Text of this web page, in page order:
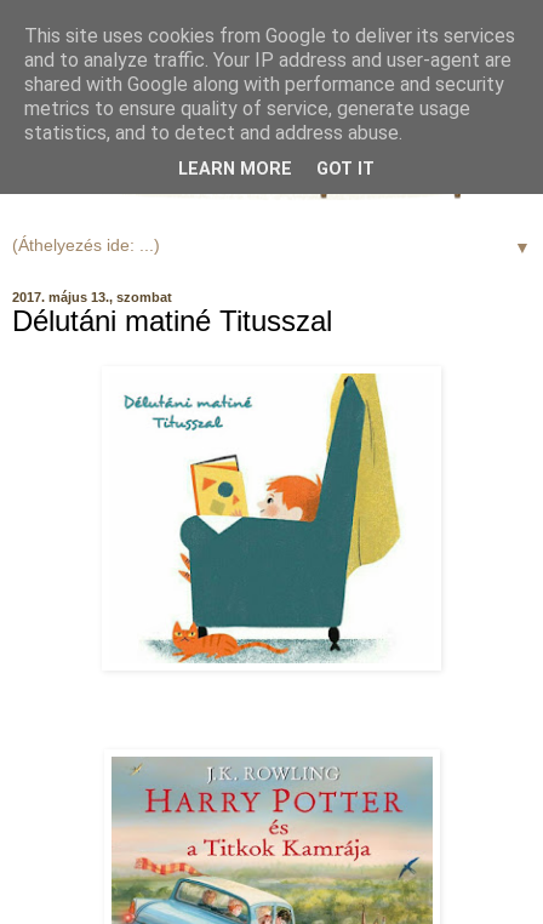
▼
2017. május 13., szombat
Délutáni matiné Titusszal
This site uses cookies from Google to deliver its services
and to analyze traffic. Your IP address and user-agent are
shared with Google along with performance and security
metrics to ensure quality of service, generate usage
statistics, and to detect and address abuse.
LEARN MORE GOT IT